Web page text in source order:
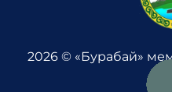
2026 © «Бурабай»